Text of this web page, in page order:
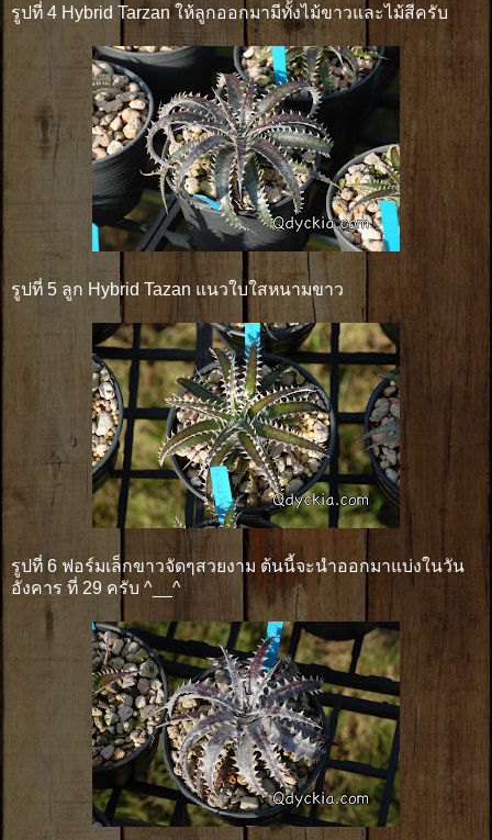
รูปที่ 4 Hybrid Tarzan ให้ลูกออกมามีทั้งไม้ขาวและไม้สีครับ
รูปที่ 5 ลูก Hybrid Tazan แนวใบใสหนามขาว
รูปที่ 6 ฟอร์มเล็กขาวจัดๆสวยงาม ต้นนี้จะนำออกมาแบ่งในวัน
อังคาร ที่ 29 ครับ ^__^